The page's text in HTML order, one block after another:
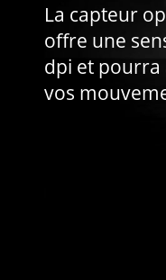
La capteur
offre une
dpi et pourra
vos